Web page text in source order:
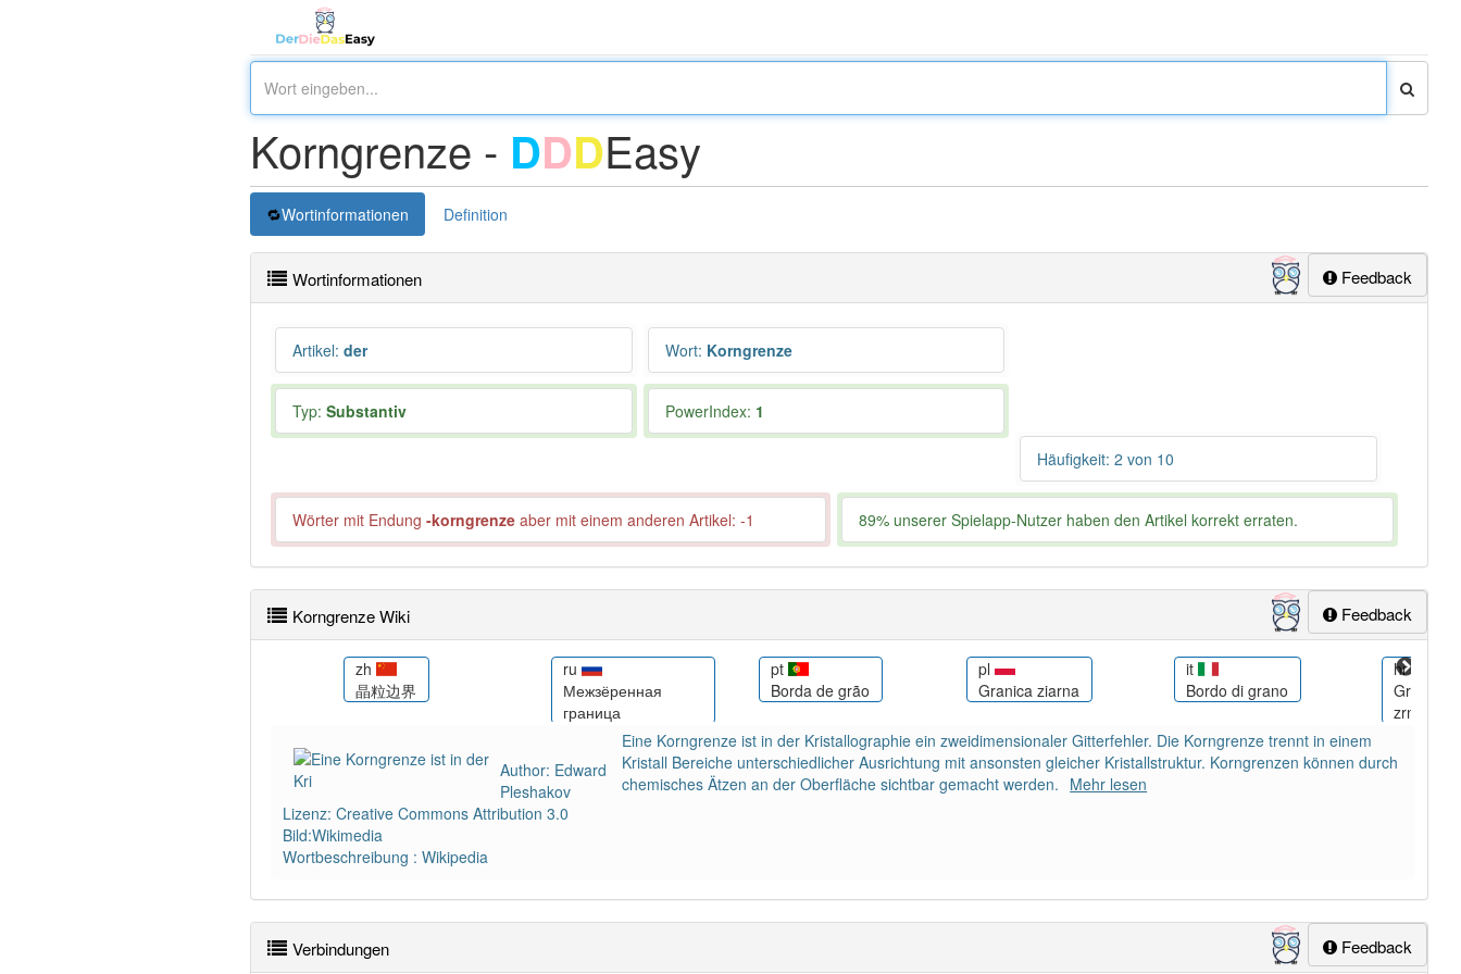
Korngrenze - DDDEasy
Wortinformationen Definition
Feedback
Wortinformationen
Artikel: der Wort: Korngrenze
Typ: Substantiv PowerIndex: 1
Häufigkeit: 2 von 10
Wörter mit Endung -korngrenze aber mit einem anderen Artikel: -1 89% unserer Spielapp-Nutzer haben den Artikel korrekt erraten.
Feedback
Korngrenze Wiki
zh
晶粒边界
ru
Межзёренная
граница
pt
Borda de grão
pl
Granica ziarna
it
Bordo di grano
hr
Granica
zrna
Author: Edward
Pleshakov
Lizenz: Creative Commons Attribution 3.0
Bild:Wikimedia
Wortbeschreibung : Wikipedia
Eine Korngrenze ist in der Kristallographie ein zweidimensionaler Gitterfehler. Die Korngrenze trennt in einem
Kristall Bereiche unterschiedlicher Ausrichtung mit ansonsten gleicher Kristallstruktur. Korngrenzen können durch
chemisches Ätzen an der Oberfläche sichtbar gemacht werden. Mehr lesen
Feedback
Verbindungen